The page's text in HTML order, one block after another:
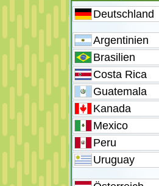
Deutschland
Argentinien
Brasilien
Costa Rica
Guatemala
Kanada
Mexico
Peru
Uruguay